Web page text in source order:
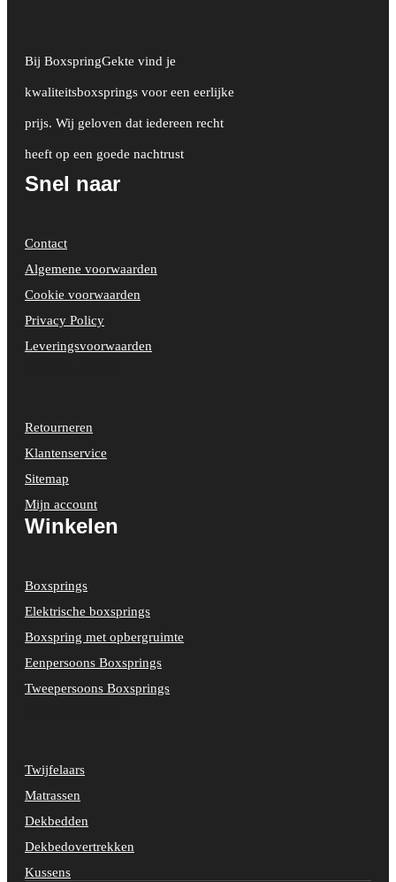
Bij BoxspringGekte vind je
kwaliteitsboxsprings voor een eerlijke
prijs. Wij geloven dat iedereen recht
heeft op een goede nachtrust
Snel naar
Contact
Algemene voorwaarden
Cookie voorwaarden
Privacy Policy
Leveringsvoorwaarden
Retourneren
Klantenservice
Sitemap
Mijn account
Winkelen
Boxsprings
Elektrische boxsprings
Boxspring met opbergruimte
Eenpersoons Boxsprings
Tweepersoons Boxsprings
Twijfelaars
Matrassen
Dekbedden
Dekbedovertrekken
Kussens